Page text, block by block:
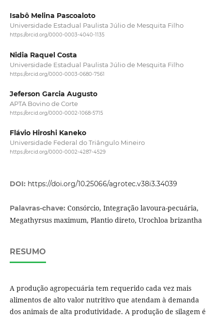
Isabô Melina Pascoaloto
Universidade Estadual Paulista Júlio de Mesquita Filho
https://orcid.org/0000-0003-4040-1135
Nidia Raquel Costa
Universidade Estadual Paulista Júlio de Mesquita Filho
https://orcid.org/0000-0003-0680-7561
Jeferson Garcia Augusto
APTA Bovino de Corte
https://orcid.org/0000-0002-1068-5715
Flávio Hiroshi Kaneko
Universidade Federal do Triângulo Mineiro
https://orcid.org/0000-0002-4287-4529
DOI: https://doi.org/10.25066/agrotec.v38i3.34039
Palavras-chave: Consórcio, Integração lavoura-pecuária,
Megathyrsus maximum, Plantio direto, Urochloa brizantha
RESUMO
A produção agropecuária tem requerido cada vez mais
alimentos de alto valor nutritivo que atendam à demanda
dos animais de alta produtividade. A produção de silagem é